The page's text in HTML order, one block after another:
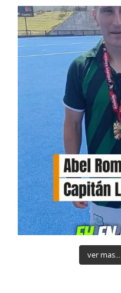
ver mas...